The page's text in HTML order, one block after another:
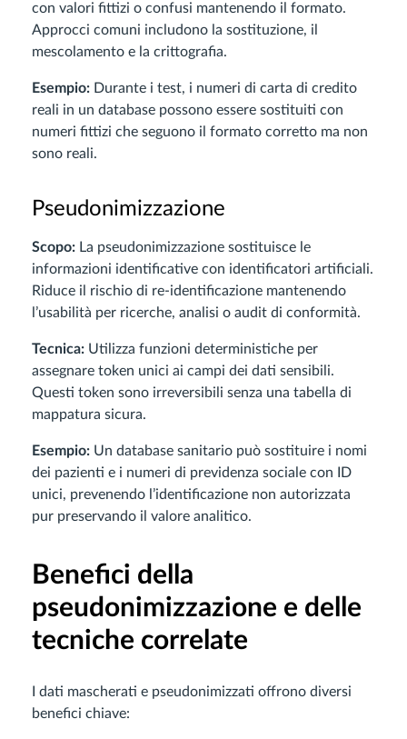
con valori fittizi o confusi mantenendo il formato.
Approcci comuni includono la sostituzione, il
mescolamento e la crittografia.
Esempio: Durante i test, i numeri di carta di credito
reali in un database possono essere sostituiti con
numeri fittizi che seguono il formato corretto ma non
sono reali.
Pseudonimizzazione
Scopo: La pseudonimizzazione sostituisce le
informazioni identificative con identificatori artificiali.
Riduce il rischio di re-identificazione mantenendo
l’usabilità per ricerche, analisi o audit di conformità.
Tecnica: Utilizza funzioni deterministiche per
assegnare token unici ai campi dei dati sensibili.
Questi token sono irreversibili senza una tabella di
mappatura sicura.
Esempio: Un database sanitario può sostituire i nomi
dei pazienti e i numeri di previdenza sociale con ID
unici, prevenendo l’identificazione non autorizzata
pur preservando il valore analitico.
Benefici della
pseudonimizzazione e delle
tecniche correlate
I dati mascherati e pseudonimizzati offrono diversi
benefici chiave: